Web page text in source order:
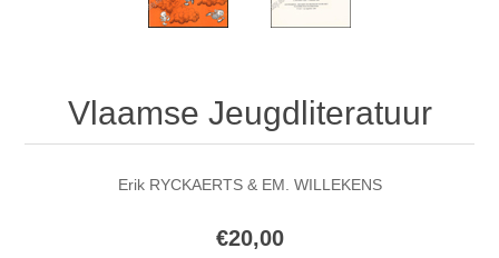
Vlaamse Jeugdliteratuur
Erik RYCKAERTS & EM. WILLEKENS
€20,00